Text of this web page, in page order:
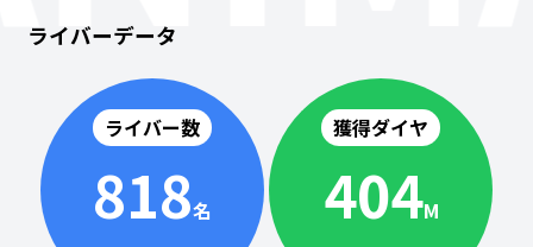
ライバーデータ
ライバー数
818名
獲得ダイヤ
404M